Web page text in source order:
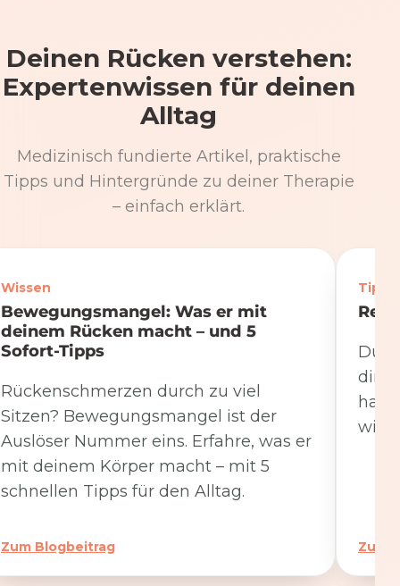
Deinen Rücken verstehen:
Expertenwissen für deinen
Alltag
Medizinisch fundierte Artikel, praktische
Tipps und Hintergründe zu deiner Therapie
– einfach erklärt.
Wissen
Bewegungsmangel: Was er mit
deinem Rücken macht – und 5
Sofort-Tipps
Rückenschmerzen durch zu viel
Sitzen? Bewegungsmangel ist der
Auslöser Nummer eins. Erfahre, was er
mit deinem Körper macht – mit 5
schnellen Tipps für den Alltag.
Zum Blogbeitrag
Tipps
Du
hat.
Zum